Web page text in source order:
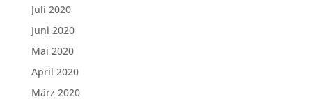
Juli 2020
Juni 2020
Mai 2020
April 2020
März 2020